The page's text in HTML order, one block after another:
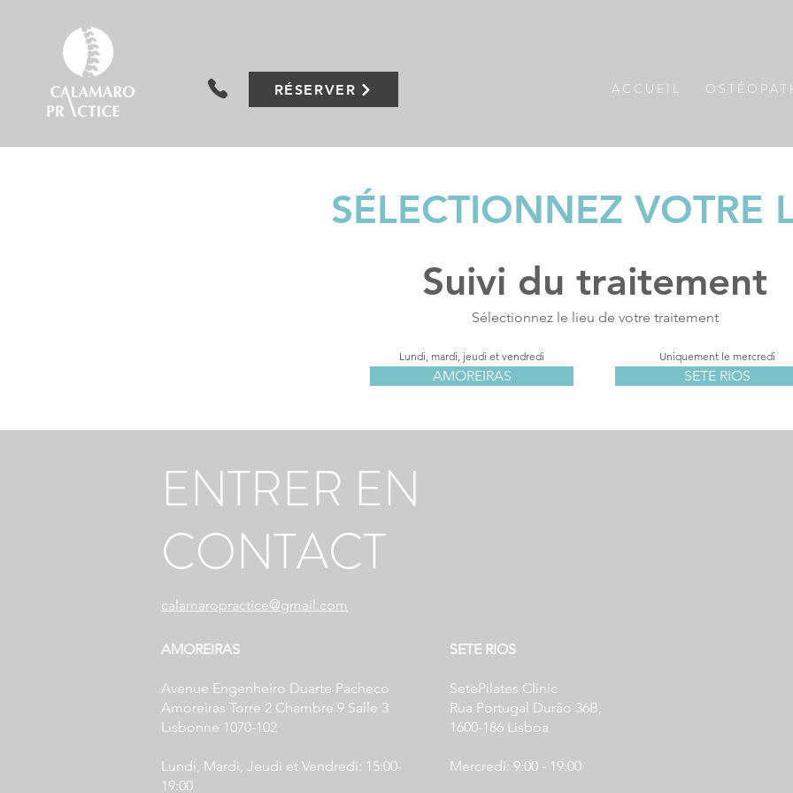
RÉSERVER A C C U E I L O S T É O P A T
À propos d'Alexandre
SÉLECTIONNEZ VOTRE
Suivi du traitement
Sélectionnez le lieu de votre traitement
Lundi, mardi, jeudi et vendredi
AMOREIRAS
Uniquement le mercredi
SETE RIOS
ENTRER EN
CONTACT
calamaropractice@gmail.com
AMOREIRAS
Avenue Engenheiro Duarte Pacheco
Amoreiras Torre 2 Chambre 9 Salle 3
Lisbonne 1070-102
Lundi, Mardi, Jeudi et Vendredi: 15:00-
19:00
SETE RIOS
SetePilates Clinic
Rua Portugal Durão 36B,
1600-186 Lisboa
Mercredi: 9:00 - 19:00